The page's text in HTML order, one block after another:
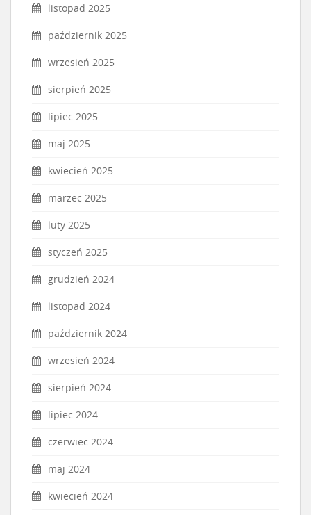
listopad 2025
październik 2025
wrzesień 2025
sierpień 2025
lipiec 2025
maj 2025
kwiecień 2025
marzec 2025
luty 2025
styczeń 2025
grudzień 2024
listopad 2024
październik 2024
wrzesień 2024
sierpień 2024
lipiec 2024
czerwiec 2024
maj 2024
kwiecień 2024